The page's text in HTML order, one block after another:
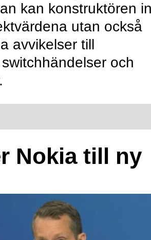
kan konstruktören
utan också
avvikelser till
och
Nokia till ny